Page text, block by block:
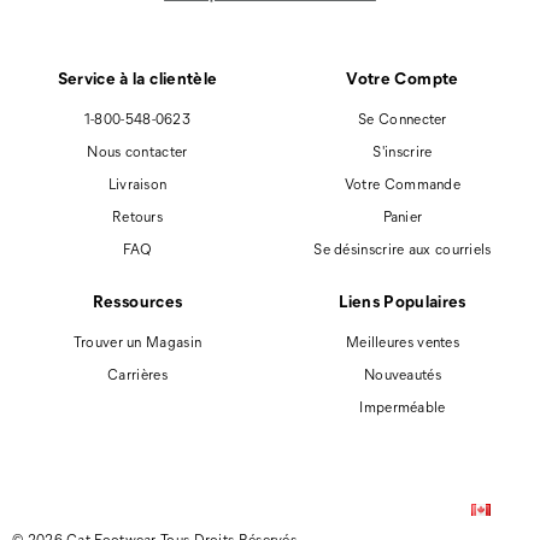
Service à la clientèle
1-800-548-0623
Nous contacter
Livraison
Retours
FAQ
Votre Compte
Se Connecter
S'inscrire
Votre Commande
Panier
Se désinscrire aux courriels
Ressources
Trouver un Magasin
Carrières
Liens Populaires
Meilleures ventes
Nouveautés
Imperméable